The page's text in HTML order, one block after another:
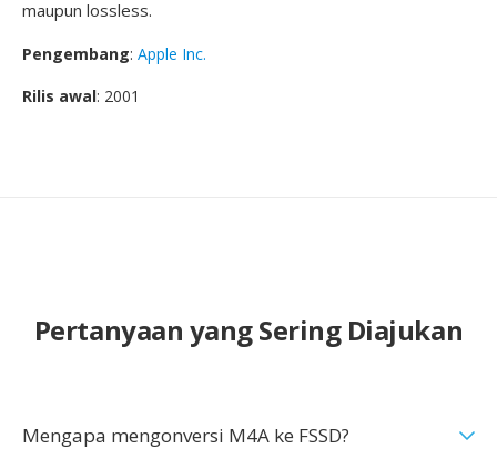
maupun lossless.
Pengembang: Apple Inc.
Rilis awal: 2001
Pertanyaan yang Sering Diajukan
Mengapa mengonversi M4A ke FSSD?